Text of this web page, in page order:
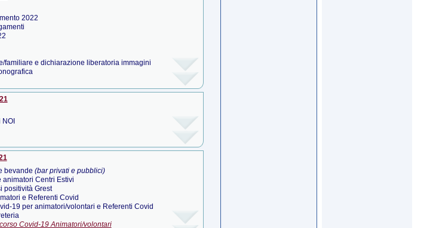
2022
familiare e dichiarazione liberatoria immagini
bevande (bar privati e pubblici)
animatori Centri Estivi
positività Grest
e Referenti Covid
19 per animatori/volontari e Referenti Covid
Covid-19 Animatori/volontari